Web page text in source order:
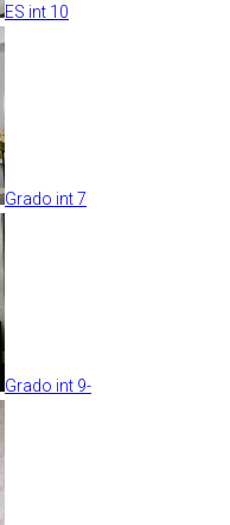
ES int 10
Grado int 7
Grado int 9-